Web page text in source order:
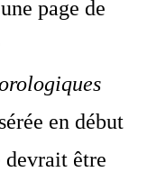
page de
en début
devrait être